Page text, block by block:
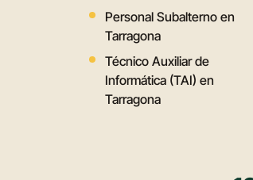
Personal Subalterno en
Tarragona
Técnico Auxiliar de
Informática (TAI) en
Tarragona